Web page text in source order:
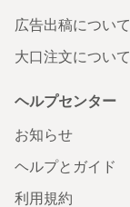
広告出稿について
大口注文について
ヘルプセンター
お知らせ
ヘルプとガイド
利用規約